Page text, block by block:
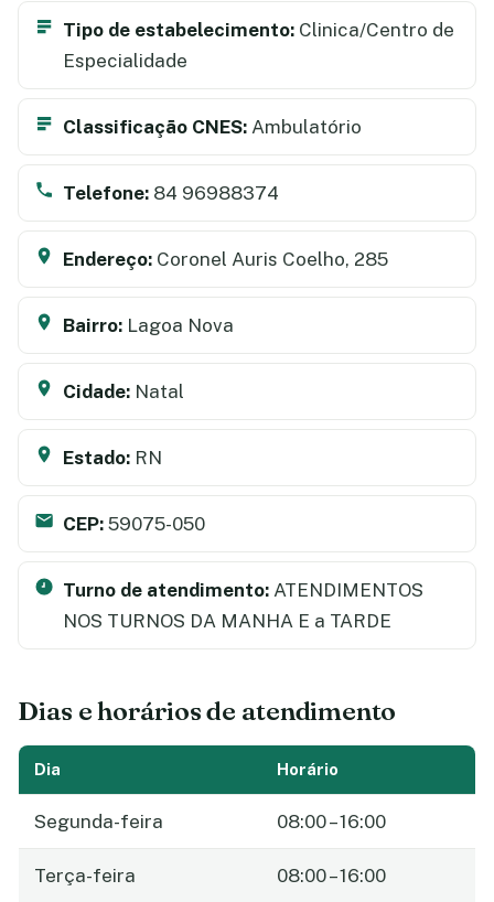
Tipo de estabelecimento: Clinica/Centro de
Especialidade
Classificação CNES: Ambulatório
Telefone: 84 96988374
Endereço: Coronel Auris Coelho, 285
Bairro: Lagoa Nova
Cidade: Natal
Estado: RN
CEP: 59075-050
Turno de atendimento: ATENDIMENTOS
NOS TURNOS DA MANHA E a TARDE
Dias e horários de atendimento
Dia Horário
Segunda-feira 08:00 – 16:00
Terça-feira 08:00 – 16:00